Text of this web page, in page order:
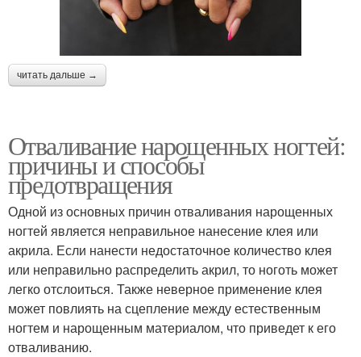
читать дальше →
Отваливание нарощенных ногтей:
причины и способы
предотвращения
Одной из основных причин отваливания нарощенных
ногтей является неправильное нанесение клея или
акрила. Если нанести недостаточное количество клея
или неправильно распределить акрил, то ноготь может
легко отслоиться. Также неверное применение клея
может повлиять на сцепление между естественным
ногтем и нарощенным материалом, что приведет к его
отваливанию.